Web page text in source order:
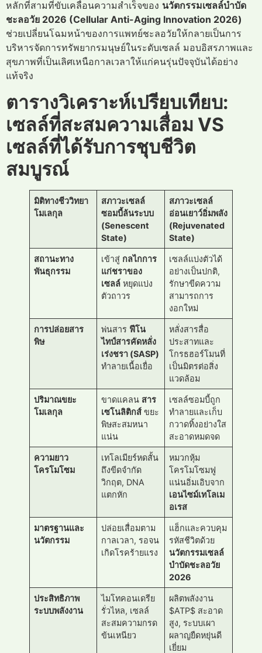
หลักที่สามที่ขับเคลื่อนความสำเร็จของ นวัตกรรมเซลล์บำบัด
ชะลอวัย 2026 (Cellular Anti-Aging Innovation 2026)
ช่วยเปลี่ยนโฉมหน้าของการแพทย์ชะลอวัยให้กลายเป็นการ
บริหารจัดการทรัพยากรมนุษย์ในระดับเซลล์ มอบอิสรภาพและ
สุขภาพที่เป็นเลิศเหนือกาลเวลาให้แก่คนรุ่นปัจจุบันได้อย่าง
แท้จริง
ตารางวิเคราะห์เปรียบเทียบ:
เซลล์ที่สะสมความเสื่อม VS
เซลล์ที่ได้รับการชุบชีวิต
สมบูรณ์
มิติทางชีววิทยา
โมเลกุล
สภาวะเซลล์
ซอมบี้ล้นระบบ
(Senescent
State)
สภาวะเซลล์
อ่อนเยาว์อิ่มพลัง
(Rejuvenated
State)
สถานะทาง
พันธุกรรม
เข้าสู่ กลไกการ
แก่ชราของ
เซลล์ หยุดแบ่ง
ตัวถาวร
เซลล์แบ่งตัวได้
อย่างเป็นปกติ,
รักษาขีดความ
สามารถการ
งอกใหม่
การปล่อยสาร
พิษ
พ่นสาร ฟีโน
ไทป์สารคัดหลั่ง
เร่งชรา (SASP)
ทำลายเนื้อเยื่อ
หลั่งสารสื่อ
ประสาทและ
โกรธฮอร์โมนที่
เป็นมิตรต่อสิ่ง
แวดล้อม
ปริมาณขยะ
โมเลกุล
ขาดแคลน สาร
เซโนลิติกส์ ขยะ
พิษสะสมหนา
แน่น
เซลล์ซอมบี้ถูก
ทำลายและเก็บ
กวาดทิ้งอย่างใส
สะอาดหมดจด
ความยาว
โครโมโซม
เทโลเมียร์หดสั้น
ถึงขีดจำกัด
วิกฤต, DNA
แตกหัก
หมวกหุ้ม
โครโมโซมฟู
แน่นอิ่มเอิบจาก
เอนไซม์เทโลเม
อเรส
มาตรฐานและ
นวัตกรรม
ปล่อยเสื่อมตาม
กาลเวลา, รอจน
เกิดโรคร้ายแรง
แฮ็กและควบคุม
รหัสชีวิตด้วย
นวัตกรรมเซลล์
บำบัดชะลอวัย
2026
ประสิทธิภาพ
ระบบพลังงาน
ไมโทคอนเดรีย
รั่วไหล, เซลล์
สะสมความกรด
ข้นเหนียว
ผลิตพลังงาน
$ATP$ สะอาด
สูง, ระบบเผา
ผลาญยืดหยุ่นดี
เยี่ยม